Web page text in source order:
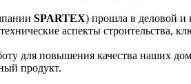
SPARTEX) прошла в деловой и
аспекты
для повышения качества наших
продукт.